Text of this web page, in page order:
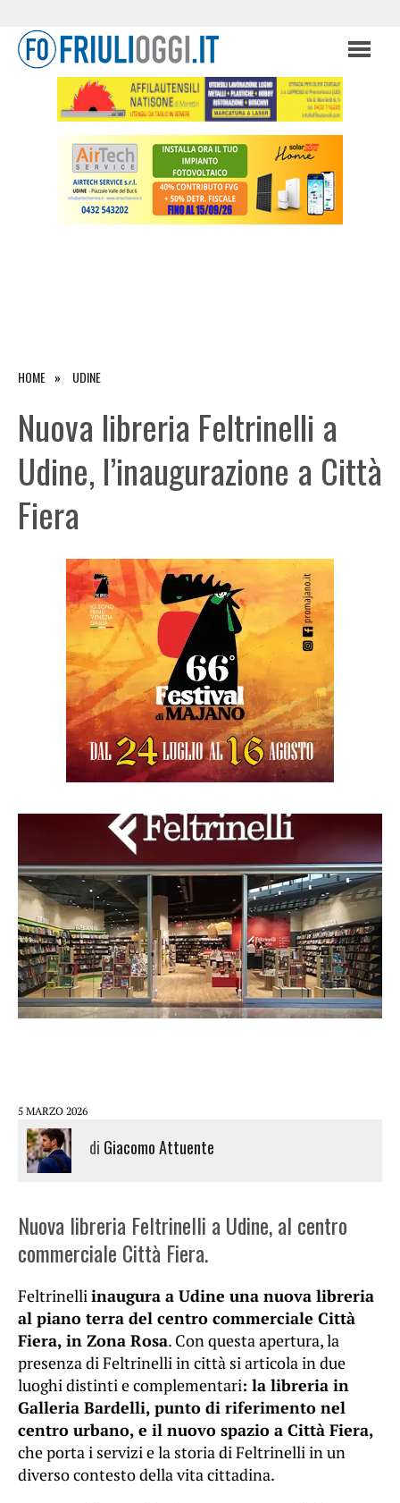
HOME UDINE
Nuova libreria Feltrinelli a
Udine, l’inaugurazione a Città
Fiera
5 MARZO 2026
di Giacomo Attuente
Nuova libreria Feltrinelli a Udine, al centro
commerciale Città Fiera.
Feltrinelliinaugura a Udine una nuova libreria
al piano terra del centro commerciale Città
Fiera, in Zona Rosa. Con questa apertura, la
presenza di Feltrinelli in città si articola in due
luoghi distinti e complementari: la libreria in
Galleria Bardelli, punto di riferimento nel
centro urbano, e il nuovo spazio a Città Fiera,
che porta i servizi e la storia di Feltrinelli in un
diverso contesto della vita cittadina.